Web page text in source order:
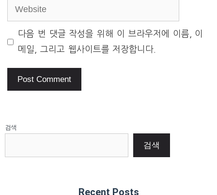
Website
다음 번 댓글 작성을 위해 이 브라우저에 이름, 이
메일, 그리고 웹사이트를 저장합니다.
검색
검색
Recent Posts